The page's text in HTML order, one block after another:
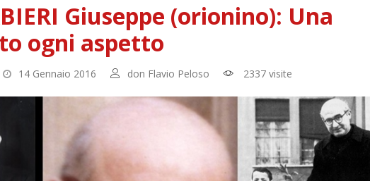
Giuseppe (orionino): Una
ogni aspetto
14 Gennaio 2016 don Flavio Peloso 2337 visite